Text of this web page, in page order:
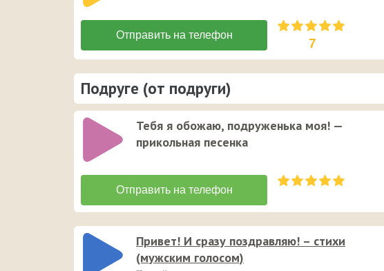
7
Подруге (от подруги)
Тебя я обожаю, подруженька моя! —
прикольная песенка
Привет! И сразу поздравляю! – стихи
(мужским голосом)